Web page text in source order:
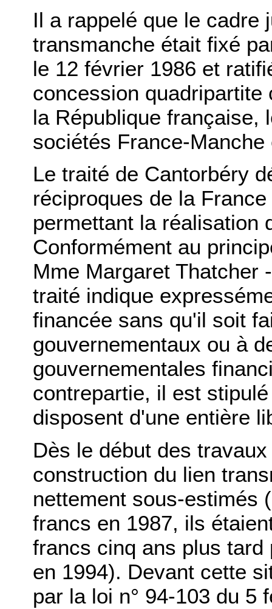
Il a rappelé que le cadre
transmanche était fixé
le 12 février 1986 et
concession
la République française,
sociétés France-
Le traité de Cantorbéry
réciproques de la
permettant la réalisation
Conformément au
Mme Margaret Thatcher
traité indique
financée sans qu'il soit
gouvernementaux ou à
gouvernementales
contrepartie, il est
disposent d'une entière
Dès le début des
construction du lien
nettement sous-estimés
francs en 1987, ils
francs cinq ans plus
en 1994). Devant cette
par la loi n° 94-103 du 5